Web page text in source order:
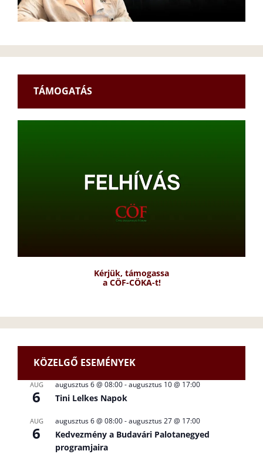
TÁMOGATÁS
Kérjük, támogassa
a CÖF-CÖKA-t!
KÖZELGŐ ESEMÉNYEK
AUG
6
augusztus 6 @ 08:00-augusztus 10 @ 17:00
Tini Lelkes Napok
AUG
6
augusztus 6 @ 08:00-augusztus 27 @ 17:00
Kedvezmény a Budavári Palotanegyed
programjaira